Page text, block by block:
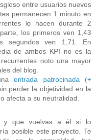
entre usuarios nuevos
permanecen 1 minuto en
lo hacen durante 2
los primeros ven 1,43
segundos ven 1,71. En
de ambos KPI no es la
noto una mayor
del blog.
entrada patrocinada (+
perder la objetividad en la
afecta a su neutralidad.
y que vuelvas a él si lo
posible este proyecto. Te